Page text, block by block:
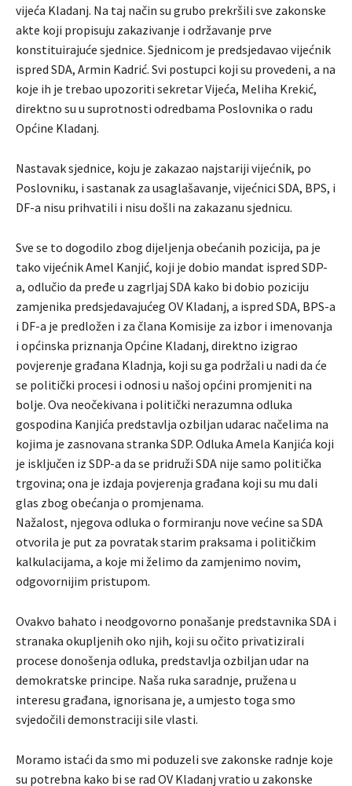
vijeća Kladanj. Na taj način su grubo prekršili sve zakonske
akte koji propisuju zakazivanje i održavanje prve
konstituirajuće sjednice. Sjednicom je predsjedavao vijećnik
ispred SDA, Armin Kadrić. Svi postupci koji su provedeni, a na
koje ih je trebao upozoriti sekretar Vijeća, Meliha Krekić,
direktno su u suprotnosti odredbama Poslovnika o radu
Općine Kladanj. ​
Nastavak sjednice, koju je zakazao najstariji vijećnik, po
Poslovniku, i sastanak za usaglašavanje, vijećnici SDA, BPS, i
DF-a nisu prihvatili i nisu došli na zakazanu sjednicu.
Sve se to dogodilo zbog dijeljenja obećanih pozicija, pa je
tako vijećnik Amel Kanjić, koji je dobio mandat ispred SDP-
a, odlučio da pređe u zagrljaj SDA kako bi dobio poziciju
zamjenika predsjedavajućeg OV Kladanj, a ispred SDA, BPS-a
i DF-a je predložen i za člana Komisije za izbor i imenovanja
i općinska priznanja Općine Kladanj, direktno izigrao
povjerenje građana Kladnja, koji su ga podržali u nadi da će
se politički procesi i odnosi u našoj općini promjeniti na
bolje. Ova neočekivana i politički nerazumna odluka
gospodina Kanjića predstavlja ozbiljan udarac načelima na
kojima je zasnovana stranka SDP. Odluka Amela Kanjića koji
je isključen iz SDP-a da se pridruži SDA nije samo politička
trgovina; ona je izdaja povjerenja građana koji su mu dali
glas zbog obećanja o promjenama.
Nažalost, njegova odluka o formiranju nove većine sa SDA
otvorila je put za povratak starim praksama i političkim
kalkulacijama, a koje mi želimo da zamjenimo novim,
odgovornijim pristupom.
Ovakvo bahato i neodgovorno ponašanje predstavnika SDA i
stranaka okupljenih oko njih, koji su očito privatizirali
procese donošenja odluka, predstavlja ozbiljan udar na
demokratske principe. Naša ruka saradnje, pružena u
interesu građana, ignorisana je, a umjesto toga smo
svjedočili demonstraciji sile vlasti.
Moramo istaći da smo mi poduzeli sve zakonske radnje koje
su potrebna kako bi se rad OV Kladanj vratio u zakonske